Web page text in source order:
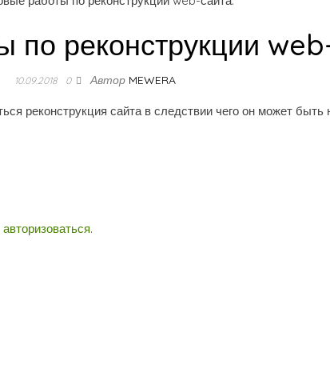
по реконструкции
10.09.2018 0 Автор MEWERA
реконструкция сайта в следствии чего он может быть
авторизоваться.